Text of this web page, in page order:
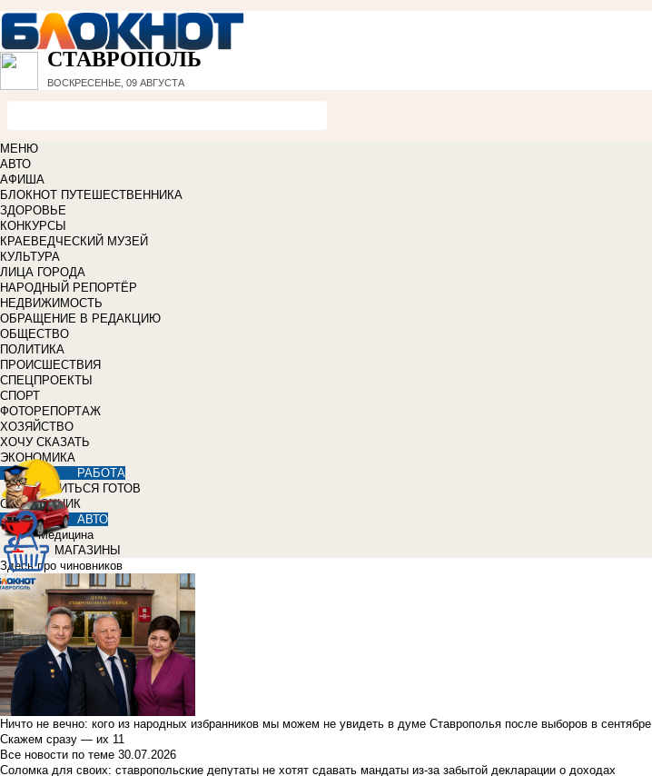
СТАВРОПОЛЬ
ВОСКРЕСЕНЬЕ, 09 АВГУСТА
МЕНЮ
АВТО
АФИША
БЛОКНОТ ПУТЕШЕСТВЕННИКА
ЗДОРОВЬЕ
КОНКУРСЫ
КРАЕВЕДЧЕСКИЙ МУЗЕЙ
КУЛЬТУРА
ЛИЦА ГОРОДА
НАРОДНЫЙ РЕПОРТЁР
НЕДВИЖИМОСТЬ
ОБРАЩЕНИЕ В РЕДАКЦИЮ
ОБЩЕСТВО
ПОЛИТИКА
ПРОИСШЕСТВИЯ
СПЕЦПРОЕКТЫ
СПОРТ
ФОТОРЕПОРТАЖ
ХОЗЯЙСТВО
ХОЧУ СКАЗАТЬ
ЭКОНОМИКА
РАБОТА
УЧИТЬСЯ ГОТОВ
СПРАВОЧНИК
АВТО
Медицина
МАГАЗИНЫ
Здесь про чиновников
Ничто не вечно: кого из народных избранников мы можем не увидеть в думе Ставрополья после выборов в сентябре
Скажем сразу — их 11
Все новости по теме 30.07.2026
Соломка для своих: ставропольские депутаты не хотят сдавать мандаты из-за забытой декларации о доходах